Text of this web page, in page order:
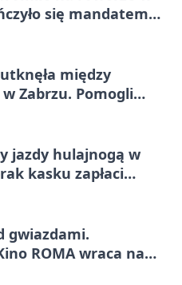
się mandatem
między
Zabrzu. Pomogli
jazdy hulajnogą w
kasku zapłaci
gwiazdami.
ROMA wraca na